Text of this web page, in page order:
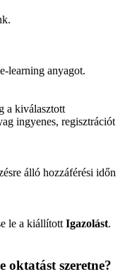
learning anyagot.
a kiválasztott
ingyenes, regisztrációt
álló hozzáférési időn
le a kiállított Igazolást.
oktatást szeretne?